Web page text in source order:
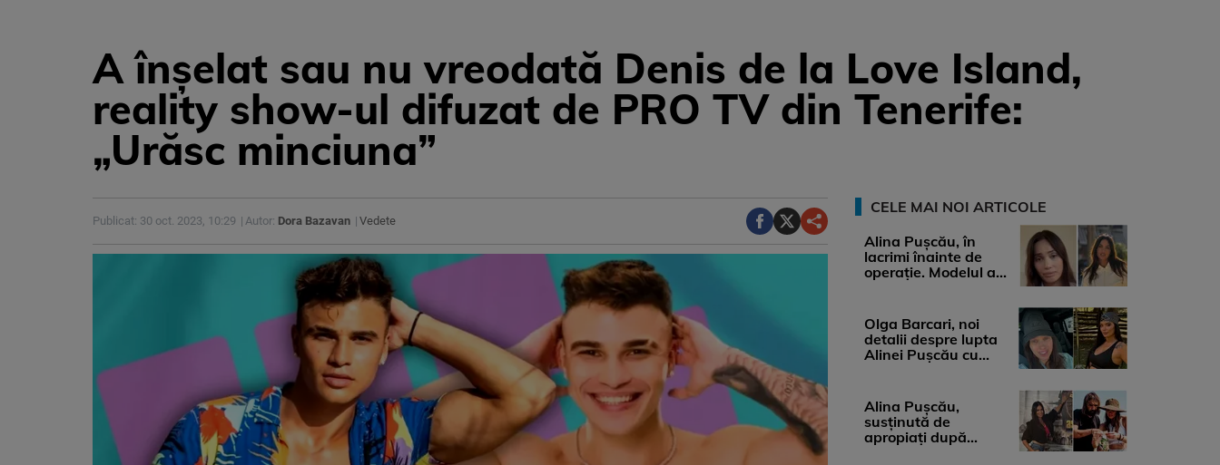
A înșelat sau nu vreodată Denis de la Love Island,
reality show-ul difuzat de PRO TV din Tenerife:
„Urăsc minciuna”
Publicat: 30 oct. 2023, 10:29 Autor: Dora Bazavan Vedete
CELE MAI NOI ARTICOLE
Alina Pușcău, în
lacrimi înainte de
operație. Modelul a
Olga Barcari, noi
detalii despre lupta
Alinei Pușcău cu
Alina Pușcău,
susținută de
apropiați după